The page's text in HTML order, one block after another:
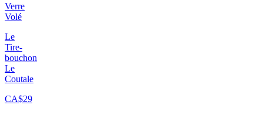
Verre
Volé
Le
Tire-
bouchon
Le
Coutale
CA$29